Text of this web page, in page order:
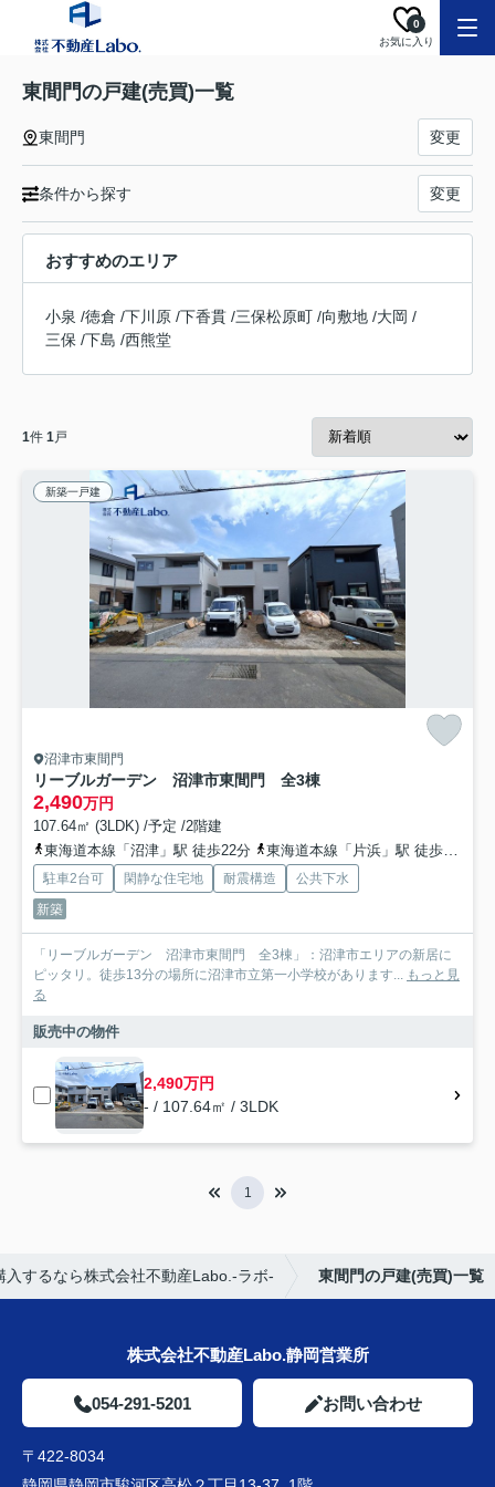
お気に入り
0
東間門の戸建(売買)一覧
東間門 変更
条件から探す 変更
おすすめのエリア
小泉 /徳倉 /下川原 /下香貫 /三保松原町 /向敷地 /大岡 /
三保 /下島 /西熊堂
1件 1戸
新築一戸建
沼津市東間門
リーブルガーデン 沼津市東間門 全3棟
2,490万円
107.64㎡ (3LDK) /予定 /2階建
東海道本線「沼津」駅 徒歩22分
東海道本線「片浜」駅 徒歩42分
駐車2台可 閑静な住宅地 耐震構造
公共下水
新築
「リーブルガーデン 沼津市東間門 全3棟」：沼津市エリアの新居に
ピッタリ。徒歩13分の場所に沼津市立第一小学校があります... もっと見
る
販売中の物件
2,490万円
- / 107.64㎡ / 3LDK
1
入するなら株式会社不動産Labo.-ラボ- 東間門の戸建(売買)一覧
株式会社不動産Labo.静岡営業所
054-291-5201 お問い合わせ
〒422-8034